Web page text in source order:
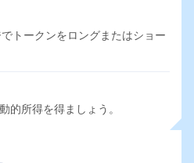
トークンをロングまたはショー
的所得を得ましょう。